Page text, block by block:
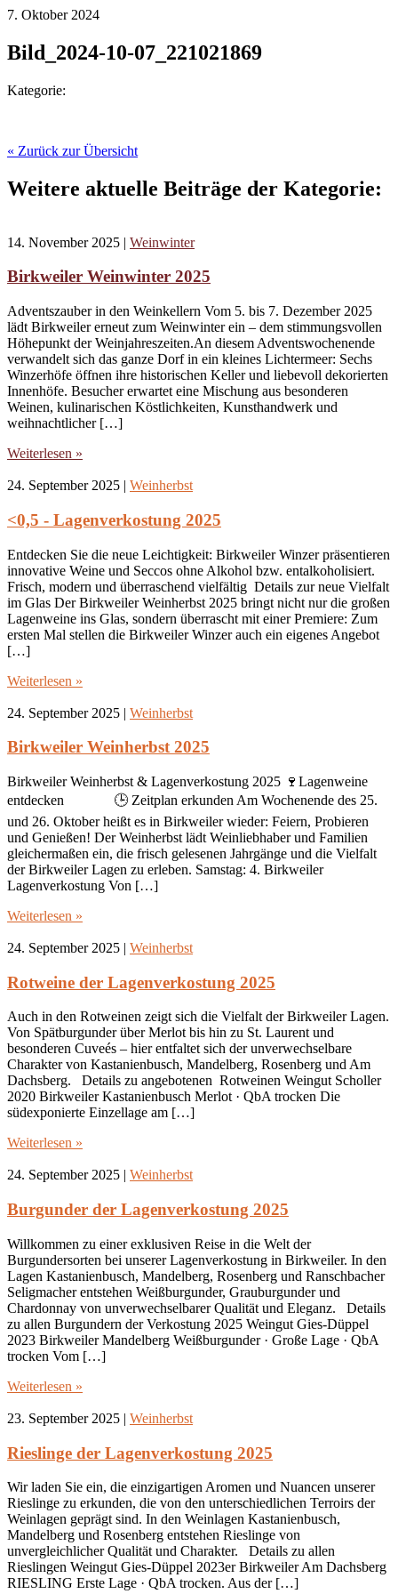
7. Oktober 2024
Bild_2024-10-07_221021869
Kategorie:
« Zurück zur Übersicht
Weitere aktuelle Beiträge der Kategorie:
14. November 2025 | Weinwinter
Birkweiler Weinwinter 2025
Adventszauber in den Weinkellern Vom 5. bis 7. Dezember 2025
lädt Birkweiler erneut zum Weinwinter ein – dem stimmungsvollen
Höhepunkt der Weinjahreszeiten.An diesem Adventswochenende
verwandelt sich das ganze Dorf in ein kleines Lichtermeer: Sechs
Winzerhöfe öffnen ihre historischen Keller und liebevoll dekorierten
Innenhöfe. Besucher erwartet eine Mischung aus besonderen
Weinen, kulinarischen Köstlichkeiten, Kunsthandwerk und
weihnachtlicher […]
Weiterlesen »
24. September 2025 | Weinherbst
<0,5 - Lagenverkostung 2025
Entdecken Sie die neue Leichtigkeit: Birkweiler Winzer präsentieren
innovative Weine und Seccos ohne Alkohol bzw. entalkoholisiert.
Frisch, modern und überraschend vielfältig Details zur neue Vielfalt
im Glas Der Birkweiler Weinherbst 2025 bringt nicht nur die großen
Lagenweine ins Glas, sondern überrascht mit einer Premiere: Zum
ersten Mal stellen die Birkweiler Winzer auch ein eigenes Angebot
[…]
Weiterlesen »
24. September 2025 | Weinherbst
Birkweiler Weinherbst 2025
Birkweiler Weinherbst & Lagenverkostung 2025 🍷Lagenweine
entdecken 🕒 Zeitplan erkunden Am Wochenende des 25.
und 26. Oktober heißt es in Birkweiler wieder: Feiern, Probieren
und Genießen! Der Weinherbst lädt Weinliebhaber und Familien
gleichermaßen ein, die frisch gelesenen Jahrgänge und die Vielfalt
der Birkweiler Lagen zu erleben. Samstag: 4. Birkweiler
Lagenverkostung Von […]
Weiterlesen »
24. September 2025 | Weinherbst
Rotweine der Lagenverkostung 2025
Auch in den Rotweinen zeigt sich die Vielfalt der Birkweiler Lagen.
Von Spätburgunder über Merlot bis hin zu St. Laurent und
besonderen Cuveés – hier entfaltet sich der unverwechselbare
Charakter von Kastanienbusch, Mandelberg, Rosenberg und Am
Dachsberg. Details zu angebotenen Rotweinen Weingut Scholler
2020 Birkweiler Kastanienbusch Merlot · QbA trocken Die
südexponierte Einzellage am […]
Weiterlesen »
24. September 2025 | Weinherbst
Burgunder der Lagenverkostung 2025
Willkommen zu einer exklusiven Reise in die Welt der
Burgundersorten bei unserer Lagenverkostung in Birkweiler. In den
Lagen Kastanienbusch, Mandelberg, Rosenberg und Ranschbacher
Seligmacher entstehen Weißburgunder, Grauburgunder und
Chardonnay von unverwechselbarer Qualität und Eleganz. Details
zu allen Burgundern der Verkostung 2025 Weingut Gies-Düppel
2023 Birkweiler Mandelberg Weißburgunder · Große Lage · QbA
trocken Vom […]
Weiterlesen »
23. September 2025 | Weinherbst
Rieslinge der Lagenverkostung 2025
Wir laden Sie ein, die einzigartigen Aromen und Nuancen unserer
Rieslinge zu erkunden, die von den unterschiedlichen Terroirs der
Weinlagen geprägt sind. In den Weinlagen Kastanienbusch,
Mandelberg und Rosenberg entstehen Rieslinge von
unvergleichlicher Qualität und Charakter. Details zu allen
Rieslingen Weingut Gies-Düppel 2023er Birkweiler Am Dachsberg
RIESLING Erste Lage · QbA trocken. Aus der […]